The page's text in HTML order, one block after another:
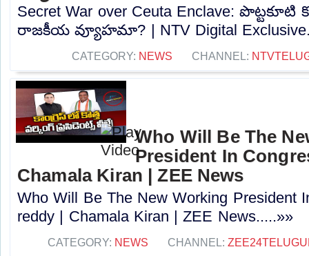
Secret War over Ceuta Enclave:
రాజకీయ వ్యూహమా? | NTV Digital
CATEGORY: NEWS CHANNEL:
Who Will Be The
President In
Chamala Kiran | ZEE News
Who Will Be The New Working President
reddy | Chamala Kiran | ZEE News.....»»
CATEGORY: NEWS CHANNEL: